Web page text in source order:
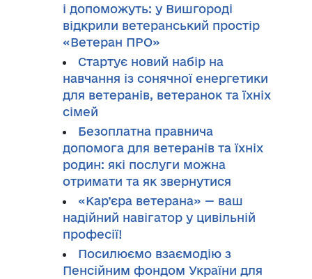
і допоможуть: у Вишгороді
відкрили ветеранський простір
«Ветеран ПРО»
Стартує новий набір на
навчання із сонячної енергетики
для ветеранів, ветеранок та їхніх
сімей
Безоплатна правнича
допомога для ветеранів та їхніх
родин: які послуги можна
отримати та як звернутися
«Кар’єра ветерана» — ваш
надійний навігатор у цивільній
професії!
Посилюємо взаємодію з
Пенсійним фондом України для